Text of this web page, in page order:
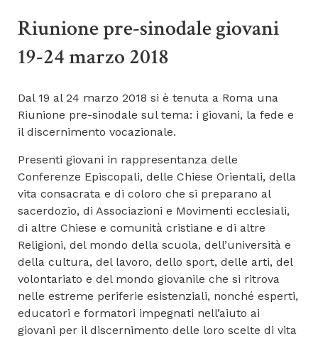
Riunione pre-sinodale giovani
19-24 marzo 2018
Dal 19 al 24 marzo 2018 si è tenuta a Roma una
Riunione pre-sinodale sul tema: i giovani, la fede e
il discernimento vocazionale.
Presenti giovani in rappresentanza delle
Conferenze Episcopali, delle Chiese Orientali, della
vita consacrata e di coloro che si preparano al
sacerdozio, di Associazioni e Movimenti ecclesiali,
di altre Chiese e comunità cristiane e di altre
Religioni, del mondo della scuola, dell’università e
della cultura, del lavoro, dello sport, delle arti, del
volontariato e del mondo giovanile che si ritrova
nelle estreme periferie esistenziali, nonché esperti,
educatori e formatori impegnati nell’aiuto ai
giovani per il discernimento delle loro scelte di vita